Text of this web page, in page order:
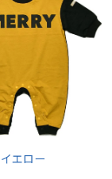
イエロー